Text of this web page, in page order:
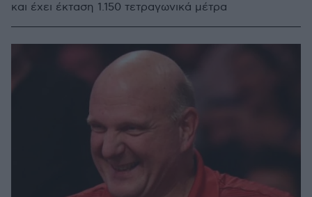
και έχει έκταση 1.150 τετραγωνικά μέτρα